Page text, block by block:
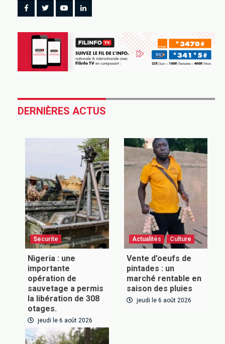
DERNIÈRES ACTUS
Securite
Nigeria : une
importante
opération de
sauvetage a permis
la libération de 308
otages.
jeudi le 6 août 2026
Actualités Culture
Vente d’oeufs de
pintades : un
marché rentable en
saison des pluies
jeudi le 6 août 2026